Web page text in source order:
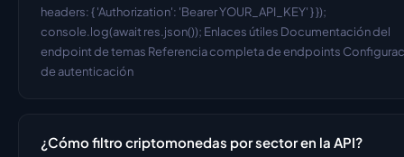
headers: { 'Authorization': 'Bearer YOUR_API_KEY' } });
console.log(await res.json()); Enlaces útiles Documentación del
endpoint de temas Referencia completa de endpoints
de autenticación
¿Cómo filtro criptomonedas por sector en la API?